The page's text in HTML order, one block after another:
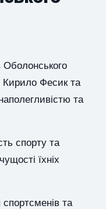
Оболонського
Кирило Фесик та
та
спорту та
їхніх
та